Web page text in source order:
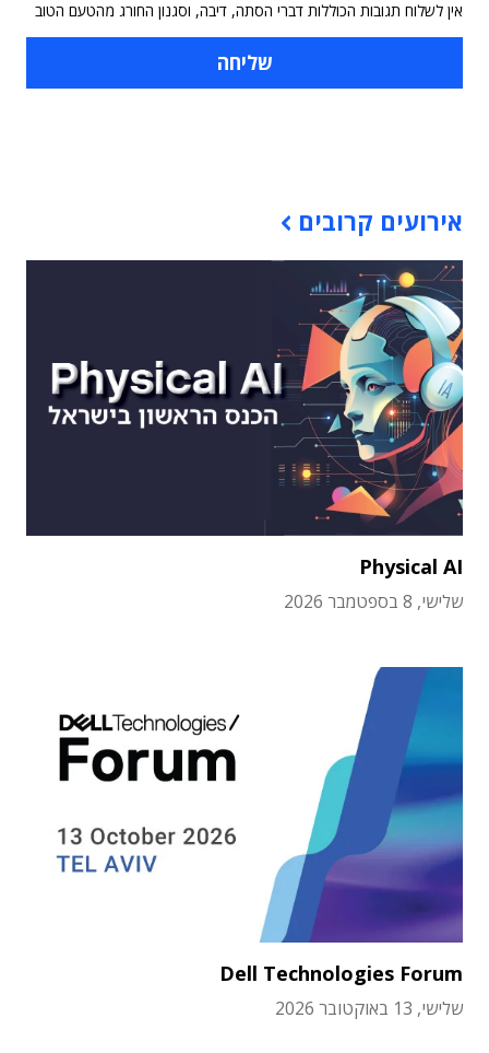
אין לשלוח תגובות הכוללות דברי הסתה, דיבה, וסגנון החורג מהטעם הטוב
אירועים קרובים
Physical AI
שלישי, 8 בספטמבר 2026
Dell Technologies Forum
שלישי, 13 באוקטובר 2026